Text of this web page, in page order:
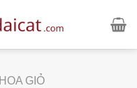
HOA GIỎ